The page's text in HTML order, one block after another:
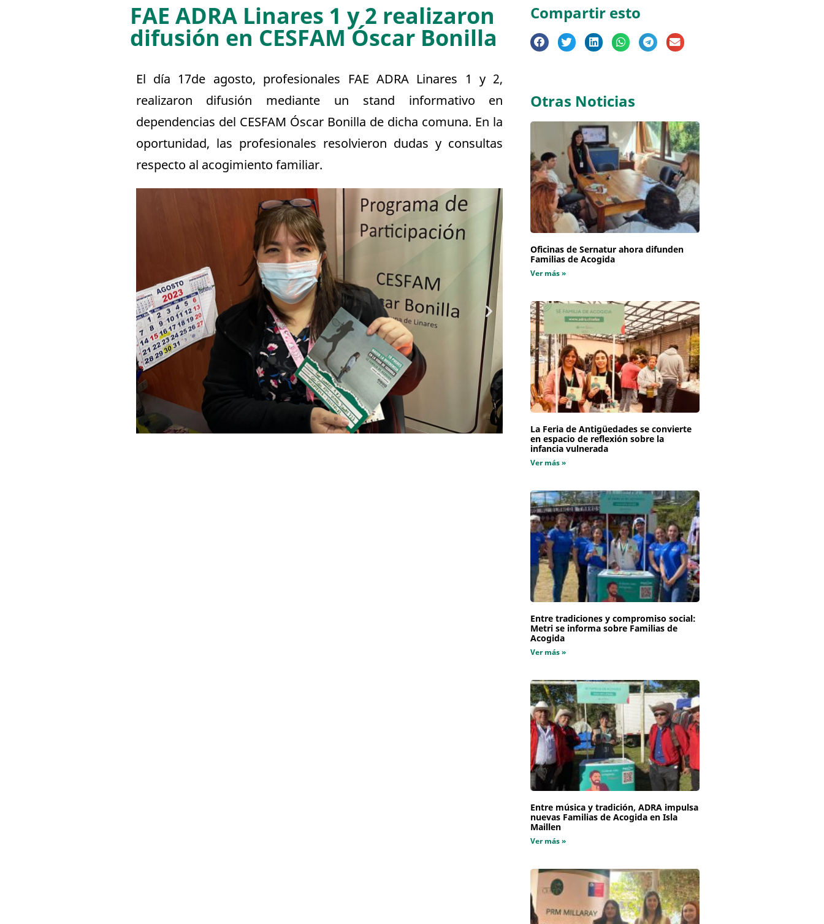
FAE ADRA Linares 1 y 2 realizaron
difusión en CESFAM Óscar Bonilla
El día 17de agosto, profesionales FAE ADRA Linares 1 y 2,
realizaron difusión mediante un stand informativo en
dependencias del CESFAM Óscar Bonilla de dicha comuna. En la
oportunidad, las profesionales resolvieron dudas y consultas
respecto al acogimiento familiar.
Compartir esto
Otras Noticias
Oficinas de Sernatur ahora difunden
Familias de Acogida
Ver más »
La Feria de Antigüedades se convierte
en espacio de reflexión sobre la
infancia vulnerada
Ver más »
Entre tradiciones y compromiso social:
Metri se informa sobre Familias de
Acogida
Ver más »
Entre música y tradición, ADRA impulsa
nuevas Familias de Acogida en Isla
Maillen
Ver más »